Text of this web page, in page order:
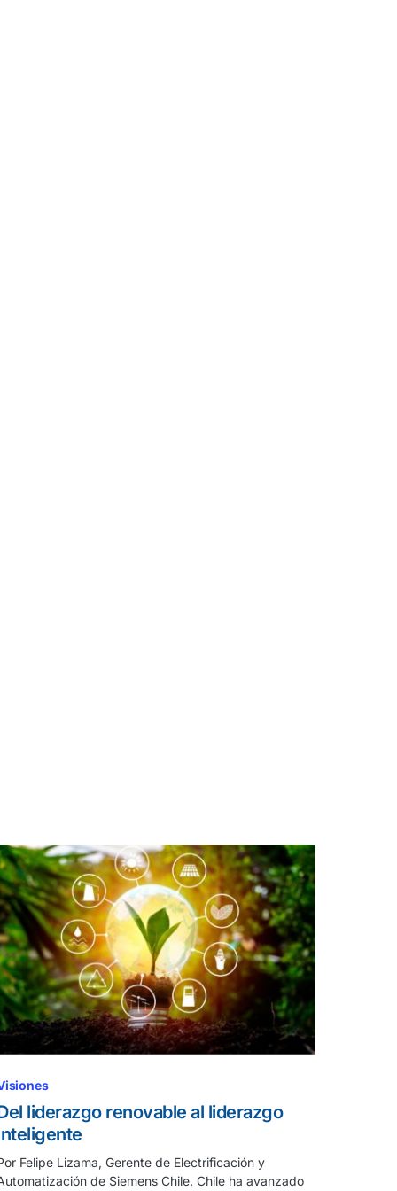
liderazgo renovable al liderazgo
Felipe Lizama, Gerente de Electrificación y
de Siemens Chile. Chile ha avanzado